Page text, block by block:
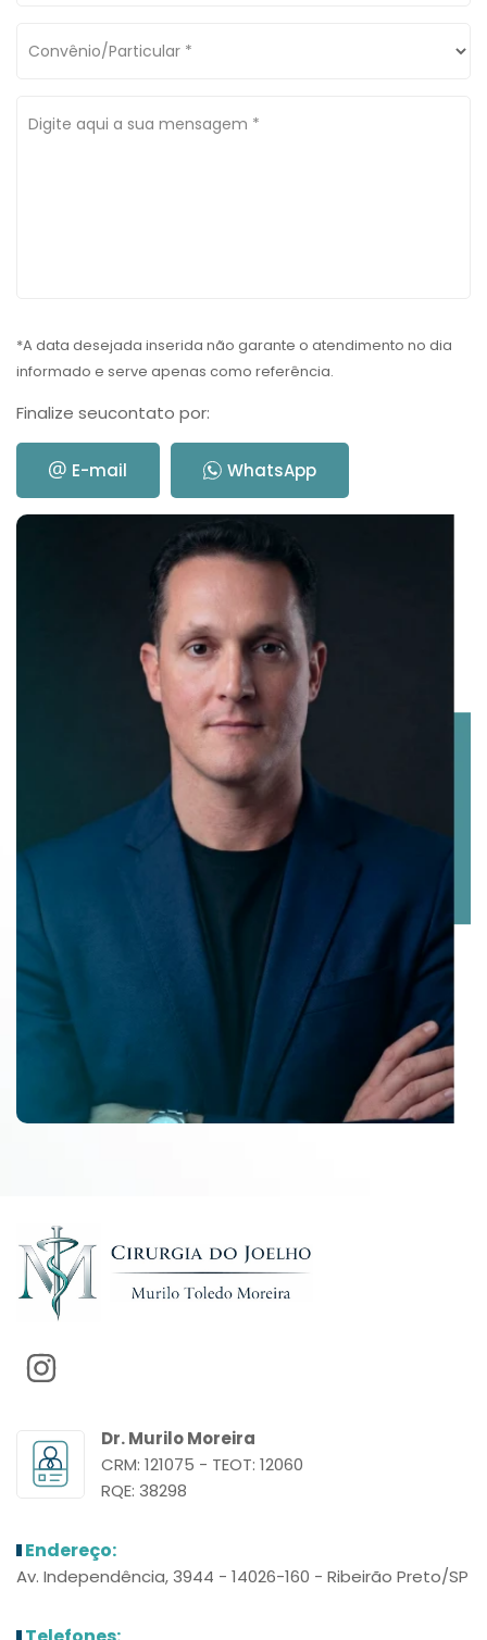
Convênio/Particular *
Digite aqui a sua mensagem *
*A data desejada inserida não garante o atendimento no dia
informado e serve apenas como referência.
Finalize seucontato por:
E-mail WhatsApp
Dr. Murilo Moreira
CRM: 121075 - TEOT: 12060
RQE: 38298
Endereço:
Av. Independência, 3944 - 14026-160 - Ribeirão Preto/SP